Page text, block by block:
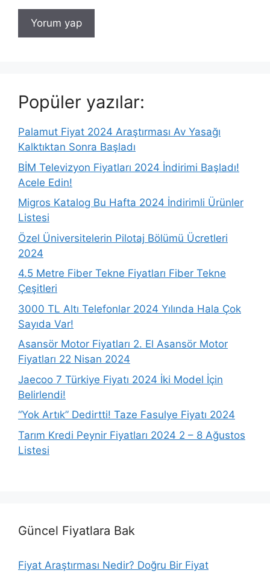
Popüler yazılar:
Palamut Fiyat 2024 Araştırması Av Yasağı
Kalktıktan Sonra Başladı
BİM Televizyon Fiyatları 2024 İndirimi Başladı!
Acele Edin!
Migros Katalog Bu Hafta 2024 İndirimli Ürünler
Listesi
Özel Üniversitelerin Pilotaj Bölümü Ücretleri
2024
4.5 Metre Fiber Tekne Fiyatları Fiber Tekne
Çeşitleri
3000 TL Altı Telefonlar 2024 Yılında Hala Çok
Sayıda Var!
Asansör Motor Fiyatları 2. El Asansör Motor
Fiyatları 22 Nisan 2024
Jaecoo 7 Türkiye Fiyatı 2024 İki Model İçin
Belirlendi!
“Yok Artık” Dedirtti! Taze Fasulye Fiyatı 2024
Tarım Kredi Peynir Fiyatları 2024 2 – 8 Ağustos
Listesi
Güncel Fiyatlara Bak
Fiyat Araştırması Nedir? Doğru Bir Fiyat